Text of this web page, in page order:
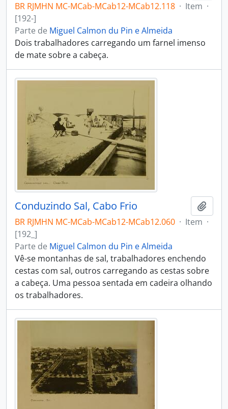
BR RJMHN MC-MCab-MCab12-MCab12.118 · Item ·
[192-]
Parte de Miguel Calmon du Pin e Almeida
Dois trabalhadores carregando um farnel imenso
de mate sobre a cabeça.
Conduzindo Sal, Cabo Frio
BR RJMHN MC-MCab-MCab12-MCab12.060 · Item ·
[192_]
Parte de Miguel Calmon du Pin e Almeida
Vê-se montanhas de sal, trabalhadores enchendo
cestas com sal, outros carregando as cestas sobre
a cabeça. Uma pessoa sentada em cadeira olhando
os trabalhadores.